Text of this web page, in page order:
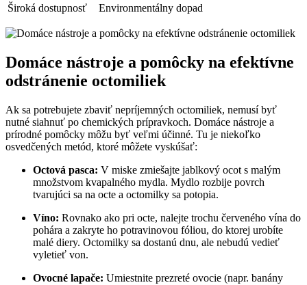
Široká dostupnosť
Environmentálny dopad
Domáce nástroje a pomôcky na efektívne
odstránenie octomiliek
Ak sa potrebujete zbaviť nepríjemných octomiliek, nemusí byť
nutné siahnuť po chemických prípravkoch. Domáce nástroje a
prírodné pomôcky môžu byť veľmi účinné. Tu je niekoľko
osvedčených metód, ktoré môžete vyskúšať:
Octová pasca: V miske zmiešajte jablkový ocot s malým
množstvom kvapalného mydla. Mydlo rozbije povrch
tvarujúci sa na octe a octomilky sa potopia.
Víno: Rovnako ako pri octe, nalejte trochu červeného vína do
pohára a zakryte ho potravinovou fóliou, do ktorej urobíte
malé diery. Octomilky sa dostanú dnu, ale nebudú vedieť
vyletieť von.
Ovocné lapače: Umiestnite prezreté ovocie (napr. banány